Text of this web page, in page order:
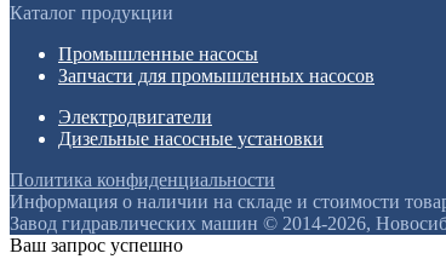
Каталог продукции
Промышленные насосы
Запчасти для промышленных насосов
Электродвигатели
Дизельные насосные установки
Политика конфиденциальности
Информация о наличии на складе и стоимости
Завод гидравлических машин © 2014-2026,
Ваш запрос успешно